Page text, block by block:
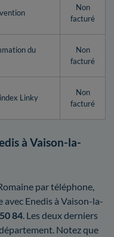
Non
facturé
du
Non
facturé
Linky
Non
facturé
à Vaison-la-
par téléphone,
avec Enedis à Vaison-la-
84 . Les deux derniers
Notez que